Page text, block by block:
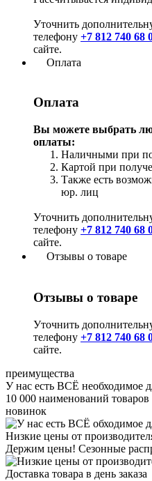
Уточнить
телефону +7 812 740 68
сайте.
Оплата
Оплата
Вы можете выбрать
оплаты:
Наличными при
Картой при
Также есть
юр. лиц
Уточнить
телефону +7 812 740 68
сайте.
Отзывы о товаре
Отзывы о товаре
Уточнить
телефону +7 812 740 68
сайте.
преимущества
У нас есть ВСЁ необходимое
10 000 наименований
новинок
Низкие цены от
Держим цены! Сезонные
Доставка товара в день заказа